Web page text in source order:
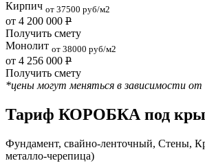
Кирпич от 37500 руб/м2
от 4 200 000 Р
Получить смету
Монолит от 38000 руб/м2
от 4 256 000 Р
Получить смету
*цены могут меняться в зависимости от
Тариф КОРОБКА под
Фундамент, свайно-ленточный, Стены,
металло-черепица)